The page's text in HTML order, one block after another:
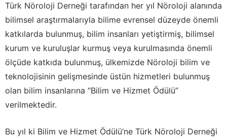
Türk Nöroloji Derneği tarafından her yıl Nöroloji alanında
bilimsel araştırmalarıyla bilime evrensel düzeyde önemli
katkılarda bulunmuş, bilim insanları yetiştirmiş, bilimsel
kurum ve kuruluşlar kurmuş veya kurulmasında önemli
ölçüde katkıda bulunmuş, ülkemizde Nöroloji bilim ve
teknolojisinin gelişmesinde üstün hizmetleri bulunmuş
olan bilim insanlarına “Bilim ve Hizmet Ödülü”
verilmektedir.
Bu yıl ki Bilim ve Hizmet Ödülü’ne Türk Nöroloji Derneği